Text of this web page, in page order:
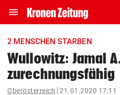
menu Navigation
ein-/ausklappen
account_circle Anmelden
2 MENSCHEN STARBEN
Wullowitz: Jamal
zurechnungsfähig
Oberösterreich 21.01.2020 17:11